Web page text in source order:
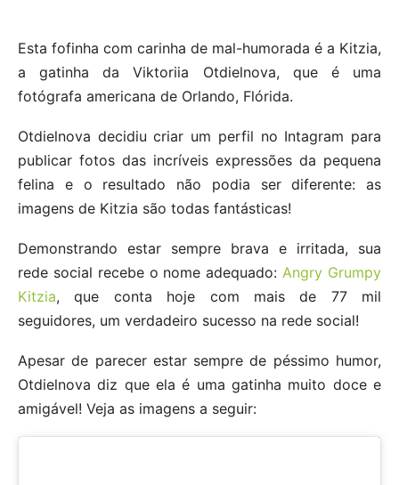
Esta fofinha com carinha de mal-humorada é a Kitzia,
a gatinha da Viktoriia Otdielnova, que é uma
fotógrafa americana de Orlando, Flórida.
Otdielnova decidiu criar um perfil no Intagram para
publicar fotos das incríveis expressões da pequena
felina e o resultado não podia ser diferente: as
imagens de Kitzia são todas fantásticas!
Demonstrando estar sempre brava e irritada, sua
rede social recebe o nome adequado: Angry Grumpy
Kitzia, que conta hoje com mais de 77 mil
seguidores, um verdadeiro sucesso na rede social!
Apesar de parecer estar sempre de péssimo humor,
Otdielnova diz que ela é uma gatinha muito doce e
amigável! Veja as imagens a seguir: